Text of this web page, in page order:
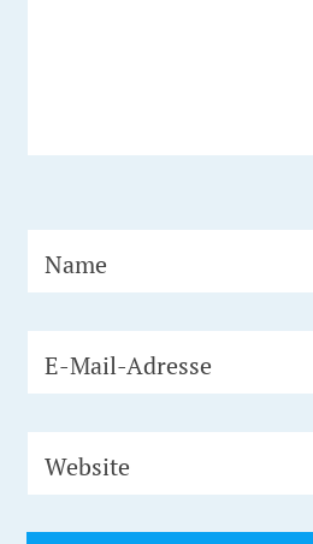
Name
E-Mail-Adresse
Website